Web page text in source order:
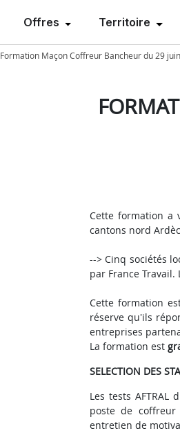
Offres Territoire
Formation Maçon Coffreur Bancheur du 29
Cette formation a
cantons nord
--> Cinq sociétés
par France Travail.
Cette formation
réserve qu'ils
entreprises
La formation est
SELECTION DES
Les tests
poste de
entretien de